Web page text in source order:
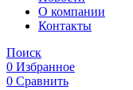
O компании
Контакты
Поиск
0 Избранное
0 Сравнить